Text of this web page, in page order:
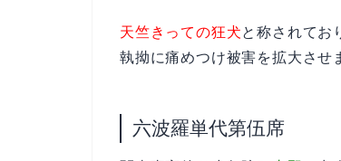
天竺きっての狂犬と称されてお
執拗に痛めつけ被害を拡大させ
六波羅単代第伍席